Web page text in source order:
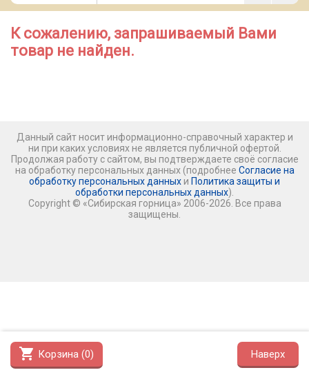
shopping_cart Корзина (0) Наверх
К сожалению, запрашиваемый Вами
товар не найден.
Данный сайт носит информационно-справочный характер и
ни при каких условиях не является публичной офертой.
Продолжая работу с сайтом, вы подтверждаете своё согласие
на обработку персональных данных (подробнее Согласие на
обработку персональных данных и Политика защиты и
обработки персональных данных).
Copyright © «Сибирская горница» 2006-2026. Все права
защищены.